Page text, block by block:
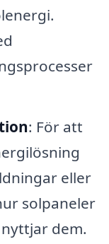
: För att
eller
solpaneler
dem.